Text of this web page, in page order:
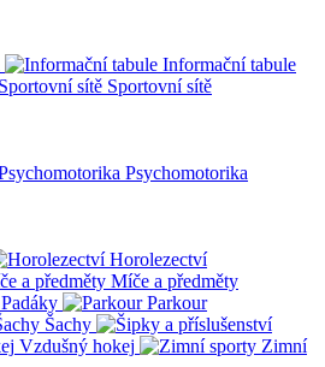
Informační tabule
Sportovní sítě
Psychomotorika
Horolezectví
Míče a předměty
Padáky
Parkour
Šachy
Vzdušný hokej
Zimní